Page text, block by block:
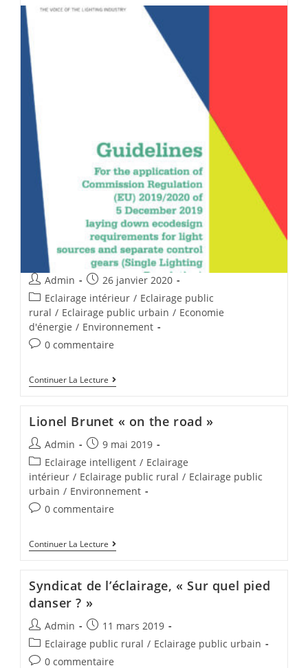
Admin
26 janvier 2020
Eclairage intérieur / Eclairage public
rural / Eclairage public urbain / Economie
d'énergie / Environnement
0 commentaire
Continuer La Lecture
Lionel Brunet « on the road »
Admin
9 mai 2019
Eclairage intelligent / Eclairage
intérieur / Eclairage public rural / Eclairage public
urbain / Environnement
0 commentaire
Continuer La Lecture
Syndicat de l’éclairage, « Sur quel pied
danser ? »
Admin
11 mars 2019
Eclairage public rural / Eclairage public urbain
0 commentaire